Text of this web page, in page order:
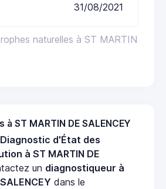
naturelles à ST MARTIN
31/08/2021
ST MARTIN DE SALENCEY
Diagnostic d'État des
à ST MARTIN DE
un diagnostiqueur à
dans le